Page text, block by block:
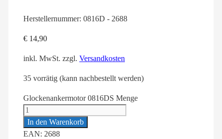
Herstellernummer: 0816D - 2688
€ 14,90
inkl. MwSt. zzgl. Versandkosten
35 vorrätig (kann nachbestellt werden)
Glockenankermotor 0816DS Menge
In den Warenkorb
EAN: 2688